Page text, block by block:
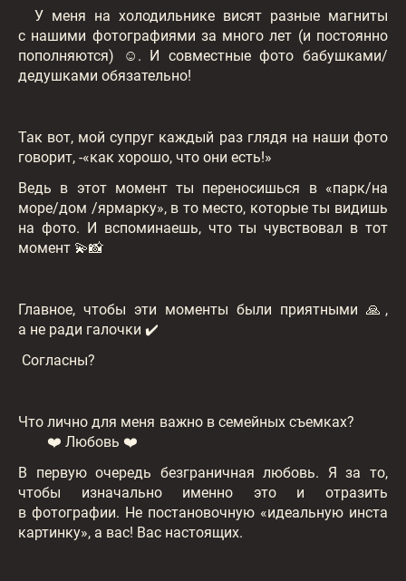
У меня на холодильнике висят разные магниты
с нашими фотографиями за много лет (и постоянно
пополняются) ☺️. И совместные фото бабушками/
дедушками обязательно!
Так вот, мой супруг каждый раз глядя на наши фото
говорит, -«как хорошо, что они есть!»
Ведь в этот момент ты переносишься в «парк/на
море/дом /ярмарку», в то место, которые ты видишь
на фото. И вспоминаешь, что ты чувствовал в тот
момент 💫📸
Главное, чтобы эти моменты были приятными 🙏,
а не ради галочки ✔️
Согласны?
Что лично для меня важно в семейных съемках?
❤️ Любовь ❤️
В первую очередь безграничная любовь. Я за то,
чтобы изначально именно это и отразить
в фотографии. Не постановочную «идеальную инста
картинку», а вас! Вас настоящих.